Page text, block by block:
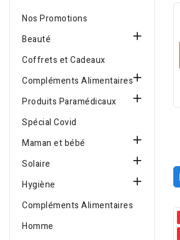
Nos Promotions
Beauté

Coffrets et Cadeaux
Compléments Alimentaires
Produits Paramédicaux 
Spécial Covid
Maman et bébé

Solaire 
Hygiène 
Compléments Alimentaires
Homme